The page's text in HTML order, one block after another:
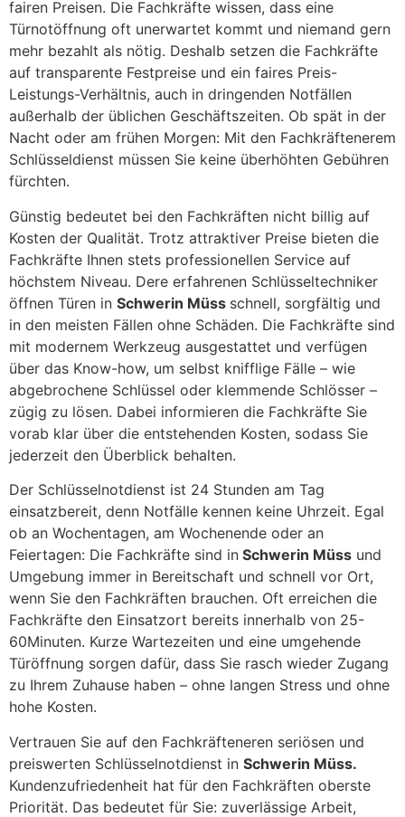
fairen Preisen. Die Fachkräfte wissen, dass eine
Türnotöffnung oft unerwartet kommt und niemand gern
mehr bezahlt als nötig. Deshalb setzen die Fachkräfte
auf transparente Festpreise und ein faires Preis-
Leistungs-Verhältnis, auch in dringenden Notfällen
außerhalb der üblichen Geschäftszeiten. Ob spät in der
Nacht oder am frühen Morgen: Mit den Fachkräftenerem
Schlüsseldienst müssen Sie keine überhöhten Gebühren
fürchten.
Günstig bedeutet bei den Fachkräften nicht billig auf
Kosten der Qualität. Trotz attraktiver Preise bieten die
Fachkräfte Ihnen stets professionellen Service auf
höchstem Niveau. Dere erfahrenen Schlüsseltechniker
öffnen Türen in Schwerin Müss schnell, sorgfältig und
in den meisten Fällen ohne Schäden. Die Fachkräfte sind
mit modernem Werkzeug ausgestattet und verfügen
über das Know-how, um selbst knifflige Fälle – wie
abgebrochene Schlüssel oder klemmende Schlösser –
zügig zu lösen. Dabei informieren die Fachkräfte Sie
vorab klar über die entstehenden Kosten, sodass Sie
jederzeit den Überblick behalten.
Der Schlüsselnotdienst ist 24 Stunden am Tag
einsatzbereit, denn Notfälle kennen keine Uhrzeit. Egal
ob an Wochentagen, am Wochenende oder an
Feiertagen: Die Fachkräfte sind in Schwerin Müss und
Umgebung immer in Bereitschaft und schnell vor Ort,
wenn Sie den Fachkräften brauchen. Oft erreichen die
Fachkräfte den Einsatzort bereits innerhalb von 25-
60Minuten. Kurze Wartezeiten und eine umgehende
Türöffnung sorgen dafür, dass Sie rasch wieder Zugang
zu Ihrem Zuhause haben – ohne langen Stress und ohne
hohe Kosten.
Vertrauen Sie auf den Fachkräfteneren seriösen und
preiswerten Schlüsselnotdienst in Schwerin Müss.
Kundenzufriedenheit hat für den Fachkräften oberste
Priorität. Das bedeutet für Sie: zuverlässige Arbeit,